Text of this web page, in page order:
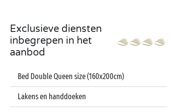
Exclusieve diensten
inbegrepen in het
aanbod
Bed Double Queen size (160x200cm)
Lakens en handdoeken